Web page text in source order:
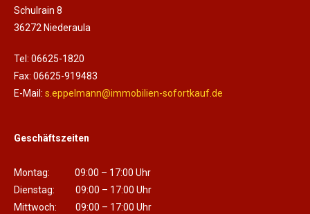
Schulrain 8
36272 Niederaula
Tel: 06625-1820
Fax: 06625-919483
E-Mail: s.eppelmann@immobilien-sofortkauf.de
Geschäftszeiten
Montag: 09:00 – 17:00 Uhr
Dienstag: 09:00 – 17:00 Uhr
Mittwoch: 09:00 – 17:00 Uhr